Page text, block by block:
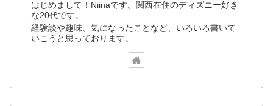
はじめまして！Niinaです。関西在住のディズニー好き
な20代です。
経験談や趣味、気になったことなど、いろいろ書いて
いこうと思っております。